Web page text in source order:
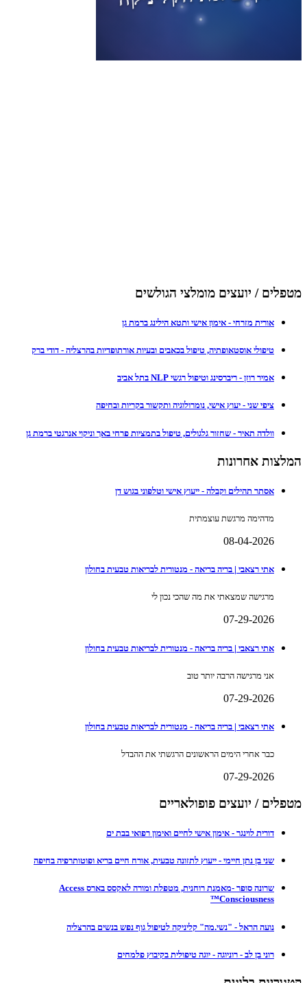
מטפלים / יועצים מומלצי הגולשים
אורית מזרחי - אימון אישי ותטא הילינג ברמת גן
טיפולי אוסטאופתיה, טיפול בכאבים ובעיות אורתופדיות בהרצליה - דודי ברק
אמיר רוזן - ריברסינג וטיפול רגשי NLP בתל אביב
ציפי שני - יעוץ אישי, נומרולוגיה ותקשור בקריות ובחיפה
וולדה תאיר - שחזור גלגולים, טיפול בתמציות פרחי באך וניקוי אנרגטי ברמת גן
המלצות אחרונות
אסתר תהילים וקבלה - ייעוץ אישי וטלפוני בגוש דן
מדהימה מרגשת עוצמתית
08-04-2026
אתי רצאבי | בריה בריאה - מנטורית לבריאות טבעית בחולון
מרגישה שמצאתי את מה שהכי נכון לי
07-29-2026
אתי רצאבי | בריה בריאה - מנטורית לבריאות טבעית בחולון
אני מרגישה הרבה יותר טוב
07-29-2026
אתי רצאבי | בריה בריאה - מנטורית לבריאות טבעית בחולון
כבר אחרי הימים הראשונים הרגשתי את ההבדל
07-29-2026
מטפלים / יועצים פופולאריים
דורית לוינגר - אימון אישי לחיים ואימון רפואי בבת ים
שני בן נתן חיימי - ייעוץ לתזונה טבעית, אורח חיים בריא ופוטותרפיה בחיפה
שרונה סופר -מאמנת רוחנית, מטפלת ומורה לאקסס בארס Access
Consciousness™
נועה הראל - "נשי.מה" קליניקה לטיפול גוף נפש בנשים בהרצליה
רוני בן לב - רוניוגה - יוגה טיפולית בקיבוץ פלמחים